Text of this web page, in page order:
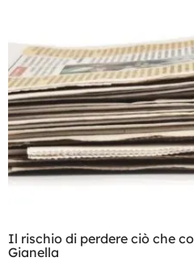
Il rischio di perdere ciò che
Gianella